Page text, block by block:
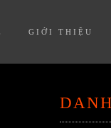
GIỚI THIỆU